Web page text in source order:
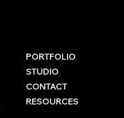
PORTFOLIO
STUDIO
CONTACT
RESOURCES